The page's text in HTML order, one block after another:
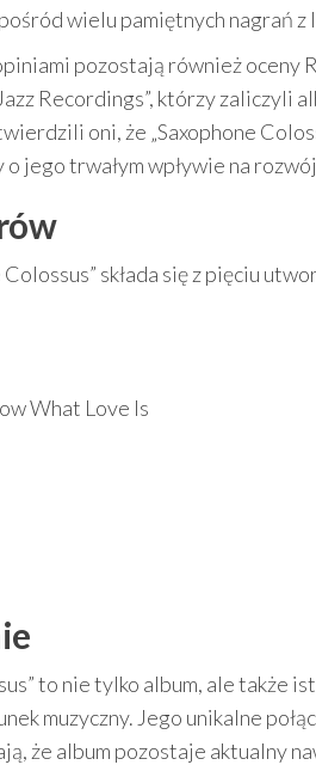
wielu pamiętnych nagrań
pozostają również oceny
Recordings”, którzy zaliczyli
oni, że „Saxophone
o jego trwałym wpływie na
składa się z pięciu
What Love Is
to nie tylko album, ale także
muzyczny. Jego unikalne
że album pozostaje aktualny